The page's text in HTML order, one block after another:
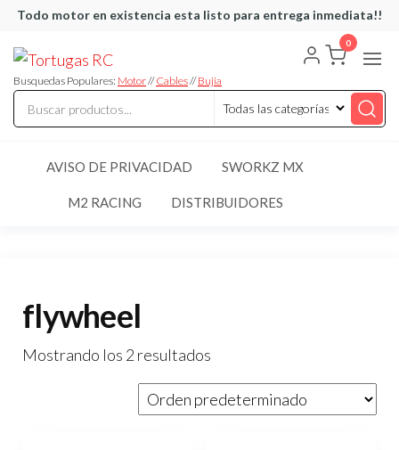
Saltar
contenido
Todo motor en existencia esta listo para entrega inmediata!!
RC
articulos
de RC
Busquedas Populares: Motor//Cables//Bujia
0
AVISO DE PRIVACIDAD SWORKZ MX
M2 RACING DISTRIBUIDORES
flywheel
Mostrando los 2 resultados